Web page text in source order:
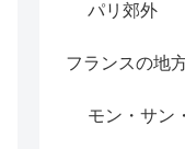
パリ郊外
フランスの地
モン・サン